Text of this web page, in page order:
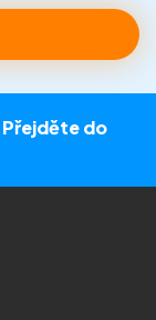
Přejděte do